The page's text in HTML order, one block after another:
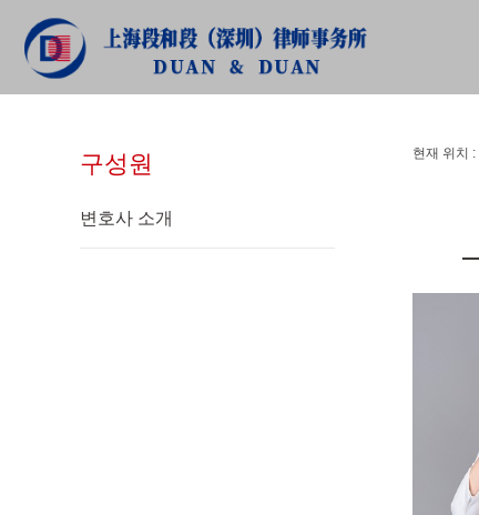
구성원
구성원
변호사 소개
현재 위치 :